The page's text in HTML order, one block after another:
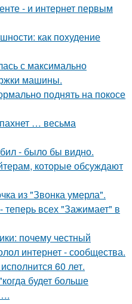
- и интернет первым
как похудение
с максимально
машины.
поднять на покосе
… весьма
- было бы видно.
которые обсуждают
из "Звонка умерла".
всех "Зажимает" в
почему честный
интернет - сообщества.
60 лет.
будет больше